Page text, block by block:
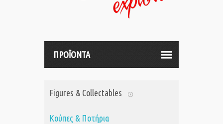
ΠΡΟΪΟΝΤΑ
Figures & Collectables
Κούπες & Ποτήρια